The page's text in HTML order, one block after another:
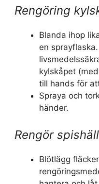
Rengöring
Blanda ihop
en
kylskåpet
till hands för
Spraya och
händer.
Rengör spishäll
Blötlägg